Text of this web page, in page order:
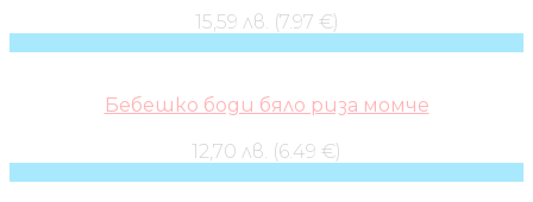
15,59 лв. (7.97 €)
Бебешко боди бяло риза момче
12,70 лв. (6.49 €)